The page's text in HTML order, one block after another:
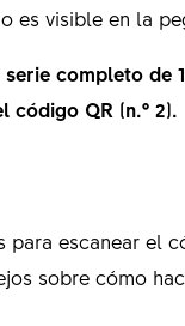
es visible en la
serie completo de
código QR (n.º 2).
para escanear el
sobre cómo